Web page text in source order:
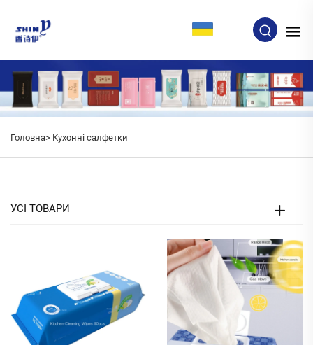
Головна> Кухонні салфетки
УСІ ТОВАРИ